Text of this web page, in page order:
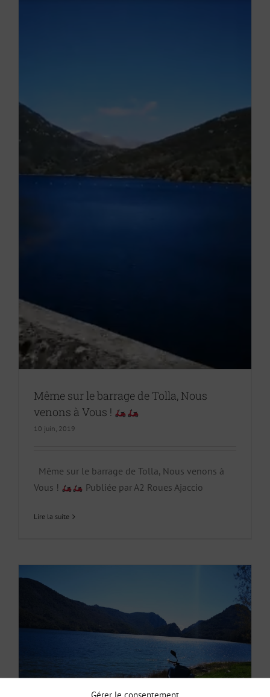
Gérer le consentement
Même sur le barrage de Tolla, Nous
venons à Vous !
10 juin, 2019
Même sur le barrage de Tolla, Nous venons à
Vous !
Publiée par A2 Roues Ajaccio
Lire la suite